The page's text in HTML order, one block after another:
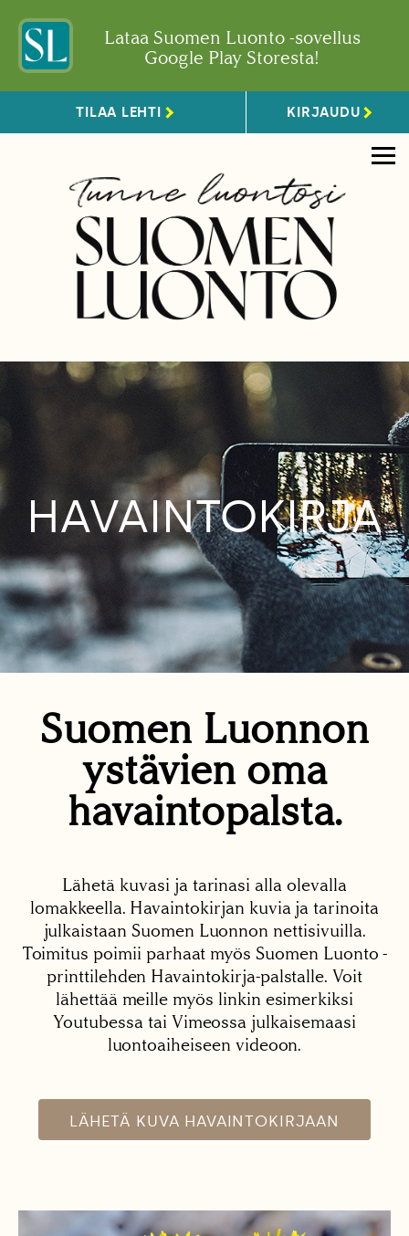
Lataa Suomen Luonto -sovellus
Google Play Storesta!
TILAA LEHTI KIRJAUDU
HAVAINTOKIRJA
Suomen Luonnon
ystävien oma
havaintopalsta.
Lähetä kuvasi ja tarinasi alla olevalla
lomakkeella. Havaintokirjan kuvia ja tarinoita
julkaistaan Suomen Luonnon nettisivuilla.
Toimitus poimii parhaat myös Suomen Luonto -
printtilehden Havaintokirja-palstalle. Voit
lähettää meille myös linkin esimerkiksi
Youtubessa tai Vimeossa julkaisemaasi
luontoaiheiseen videoon.
LÄHETÄ KUVA HAVAINTOKIRJAAN